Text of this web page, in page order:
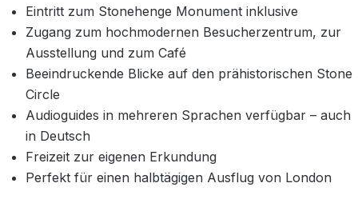
Eintritt zum Stonehenge Monument inklusive
Zugang zum hochmodernen Besucherzentrum, zur
Ausstellung und zum Café
Beeindruckende Blicke auf den prähistorischen Stone
Circle
Audioguides in mehreren Sprachen verfügbar – auch
in Deutsch
Freizeit zur eigenen Erkundung
Perfekt für einen halbtägigen Ausflug von London